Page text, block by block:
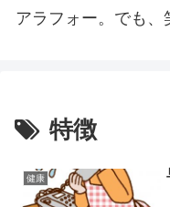
アラフォー。でも
特徴
健康